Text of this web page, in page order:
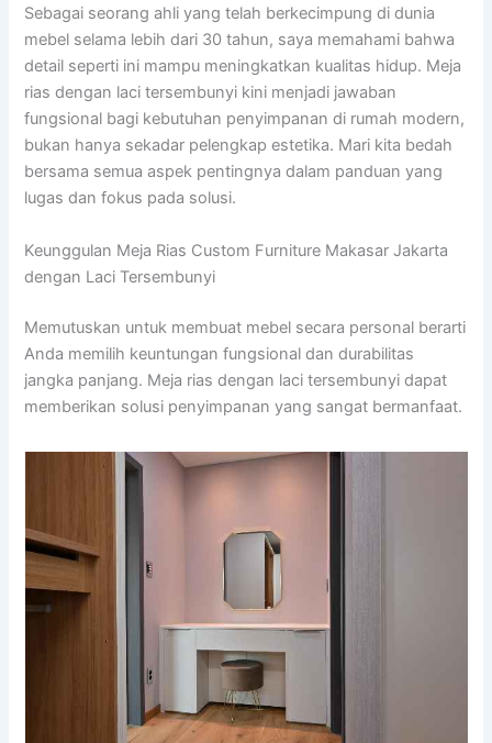
Sebagai seorang ahli yang telah berkecimpung di dunia
mebel selama lebih dari 30 tahun, saya memahami bahwa
detail seperti ini mampu meningkatkan kualitas hidup. Meja
rias dengan laci tersembunyi kini menjadi jawaban
fungsional bagi kebutuhan penyimpanan di rumah modern,
bukan hanya sekadar pelengkap estetika. Mari kita bedah
bersama semua aspek pentingnya dalam panduan yang
lugas dan fokus pada solusi.
Keunggulan Meja Rias Custom Furniture Makasar Jakarta
dengan Laci Tersembunyi
Memutuskan untuk membuat mebel secara personal berarti
Anda memilih keuntungan fungsional dan durabilitas
jangka panjang. Meja rias dengan laci tersembunyi dapat
memberikan solusi penyimpanan yang sangat bermanfaat.